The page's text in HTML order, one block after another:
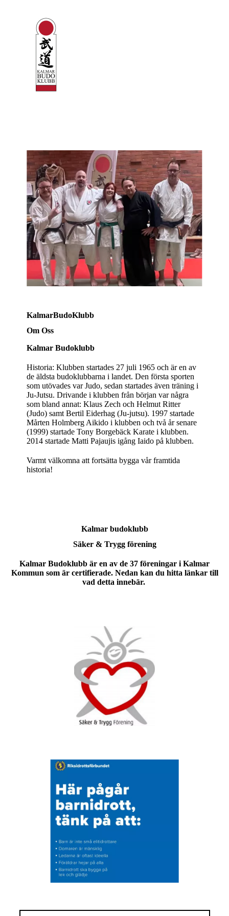
KalmarBudoKlubb
Om Oss
Kalmar Budoklubb
Historia: Klubben startades 27 juli 1965 och är en av
de äldsta budoklubbarna i landet. Den första sporten
som utövades var Judo, sedan startades även träning i
Ju-Jutsu. Drivande i klubben från början var några
som bland annat: Klaus Zech och Helmut Ritter
(Judo) samt Bertil Eiderhag (Ju-jutsu). 1997 startade
Mårten Holmberg Aikido i klubben och två år senare
(1999) startade Tony Borgebäck Karate i klubben.
2014 startade Matti Pajaujis igång Iaido på klubben.
Varmt välkomna att fortsätta bygga vår framtida
historia!
Kalmar budoklubb
Säker & Trygg förening
Kalmar Budoklubb är en av de 37 föreningar i Kalmar
Kommun som är certifierade. Nedan kan du hitta länkar till
vad detta innebär.